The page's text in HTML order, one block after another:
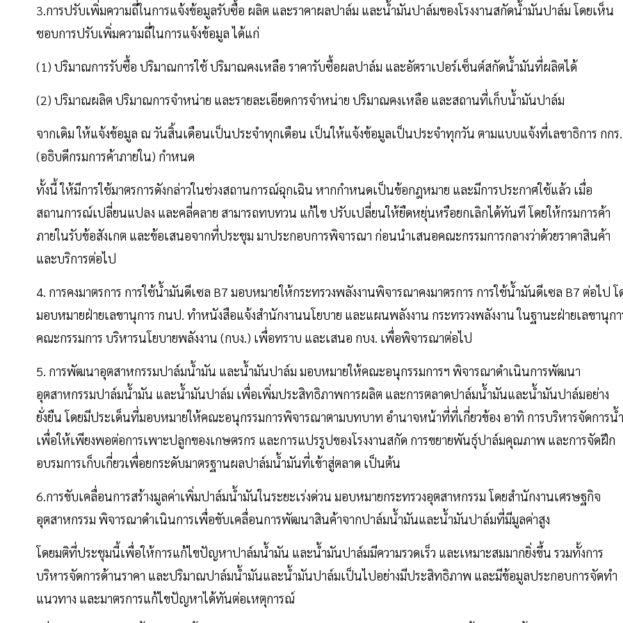
3.การปรับเพิ่มความถี่ในการแจ้งข้อมูลรับซื้อ ผลิต และราคาผลปาล์ม และน้ำมันปาล์มของโรงงานสกัดน้ำมันปาล์ม โดยเห็น
ชอบการปรับเพิ่มความถี่ในการแจ้งข้อมูล ได้แก่
(1) ปริมาณการรับซื้อ ปริมาณการใช้ ปริมาณคงเหลือ ราคารับซื้อผลปาล์ม และอัตราเปอร์เซ็นต์สกัดน้ำมันที่ผลิตได้
(2) ปริมาณผลิต ปริมาณการจำหน่าย และรายละเอียดการจำหน่าย ปริมาณคงเหลือ และสถานที่เก็บน้ำมันปาล์ม
จากเดิม ให้แจ้งข้อมูล ณ วันสิ้นเดือนเป็นประจำทุกเดือน เป็นให้แจ้งข้อมูลเป็นประจำทุกวัน ตามแบบแจ้งที่เลขาธิการ กกร.
(อธิบดีกรมการค้าภายใน) กำหนด
ทั้งนี้ ให้มีการใช้มาตรการดังกล่าวในช่วงสถานการณ์ฉุกเฉิน หากกำหนดเป็นข้อกฎหมาย และมีการประกาศใช้แล้ว เมื่อ
สถานการณ์เปลี่ยนแปลง และคลี่คลาย สามารถทบทวน แก้ไข ปรับเปลี่ยนให้ยืดหยุ่นหรือยกเลิกได้ทันที โดยให้กรมการค้า
ภายในรับข้อสังเกต และข้อเสนอจากที่ประชุม มาประกอบการพิจารณา ก่อนนำเสนอคณะกรรมการกลางว่าด้วยราคาสินค้า
และบริการต่อไป
4. การคงมาตรการ การใช้น้ำมันดีเซล B7 มอบหมายให้กระทรวงพลังงานพิจารณาคงมาตรการ การใช้น้ำมันดีเซล B7 ต่อไป โ
มอบหมายฝ่ายเลขานุการ กนป. ทำหนังสือแจ้งสำนักงานนโยบาย และแผนพลังงาน กระทรวงพลังงาน ในฐานะฝ่ายเลขานุก
คณะกรรมการ บริหารนโยบายพลังงาน (กบง.) เพื่อทราบ และเสนอ กบง. เพื่อพิจารณาต่อไป
5. การพัฒนาอุตสาหกรรมปาล์มน้ำมัน และน้ำมันปาล์ม มอบหมายให้คณะอนุกรรมการฯ พิจารณาดำเนินการพัฒนา
อุตสาหกรรมปาล์มน้ำมัน และน้ำมันปาล์ม เพื่อเพิ่มประสิทธิภาพการผลิต และการตลาดปาล์มน้ำมันและน้ำมันปาล์มอย่าง
ยั่งยืน โดยมีประเด็นที่มอบหมายให้คณะอนุกรรมการพิจารณาตามบทบาท อำนาจหน้าที่ที่เกี่ยวข้อง อาทิ การบริหารจัดการน้ำ
เพื่อให้เพียงพอต่อการเพาะปลูกของเกษตรกร และการแปรรูปของโรงงานสกัด การขยายพันธุ์ปาล์มคุณภาพ และการจัดฝึก
อบรมการเก็บเกี่ยวเพื่อยกระดับมาตรฐานผลปาล์มน้ำมันที่เข้าสู่ตลาด เป็นต้น
6.การขับเคลื่อนการสร้างมูลค่าเพิ่มปาล์มน้ำมันในระยะเร่งด่วน มอบหมายกระทรวงอุตสาหกรรม โดยสำนักงานเศรษฐกิจ
อุตสาหกรรม พิจารณาดำเนินการเพื่อขับเคลื่อนการพัฒนาสินค้าจากปาล์มน้ำมันและน้ำมันปาล์มที่มีมูลค่าสูง
โดยมติที่ประชุมนี้เพื่อให้การแก้ไขปัญหาปาล์มน้ำมัน และน้ำมันปาล์มมีความรวดเร็ว และเหมาะสมมากยิ่งขึ้น รวมทั้งการ
บริหารจัดการด้านราคา และปริมาณปาล์มน้ำมันและน้ำมันปาล์มเป็นไปอย่างมีประสิทธิภาพ และมีข้อมูลประกอบการจัดทำ
แนวทาง และมาตรการแก้ไขปัญหาได้ทันต่อเหตุการณ์